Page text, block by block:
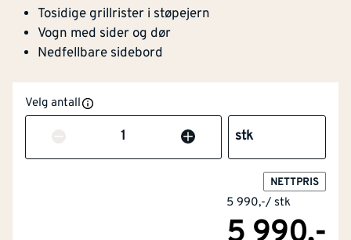
Tosidige grillrister i støpejern
Vogn med sider og dør
Nedfellbare sidebord
Velg antall
Antall stk
NETTPRIS
5 990,-/ stk